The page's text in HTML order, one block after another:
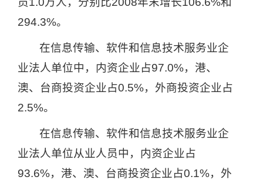
294.3%。
在信息传输、软件和信息技术服务业企
业法人单位中，内资企业占97.0%，港、
澳、台商投资企业占0.5%，外商投资企业占
2.5%。
在信息传输、软件和信息技术服务业企
业法人单位从业人员中，内资企业占
93.6%，港、澳、台商投资企业占0.1%，外